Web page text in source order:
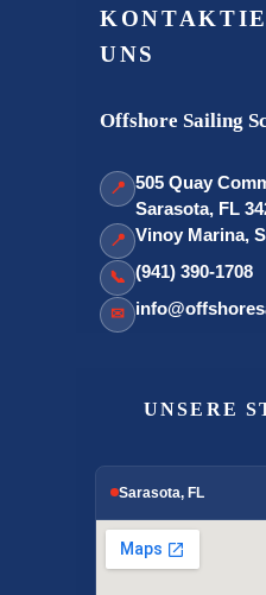
UNS
Offshore Sailing
📍 505 Quay
Sarasota, FL
📍 Vinoy Marina,
📞 (941) 390-1708
✉
UNSERE
Sarasota, FL